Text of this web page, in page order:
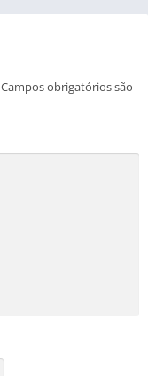
Campos obrigatórios são